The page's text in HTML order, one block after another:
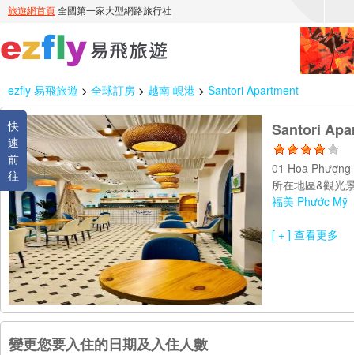
ezfly 易飛旅遊 > 全球訂房 > 越南 峴港 > Santori Apartment
快
速
前
往
Santori
01 Hoa
所在地區&觀光
福美 Phước Mỹ
[ + ] 查看更多
變更您要入住的日期及入住人數